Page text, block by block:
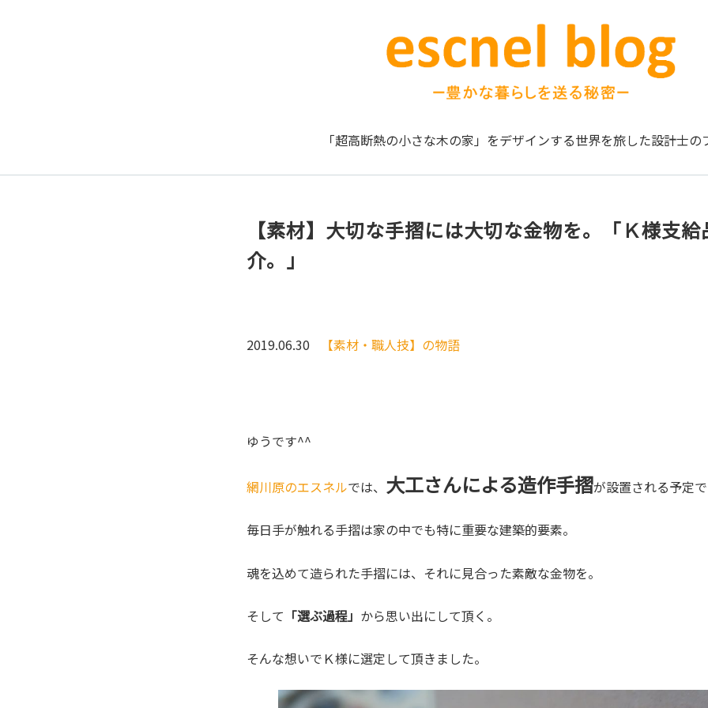
「超高断熱の小さな木の家」をデザインする世界を旅した設計士の
【素材】大切な手摺には大切な金物を。「Ｋ様支
介。」
2019.06.30 【素材・職人技】の物語
ゆうです^^
網川原のエスネルでは、 大工さんによる造作手摺が設置される予定
毎日手が触れる手摺は家の中でも特に重要な建築的要素。
魂を込めて造られた手摺には、それに見合った素敵な金物を。
そして 「選ぶ過程」 から思い出にして頂く。
そんな想いでＫ様に選定して頂きました。